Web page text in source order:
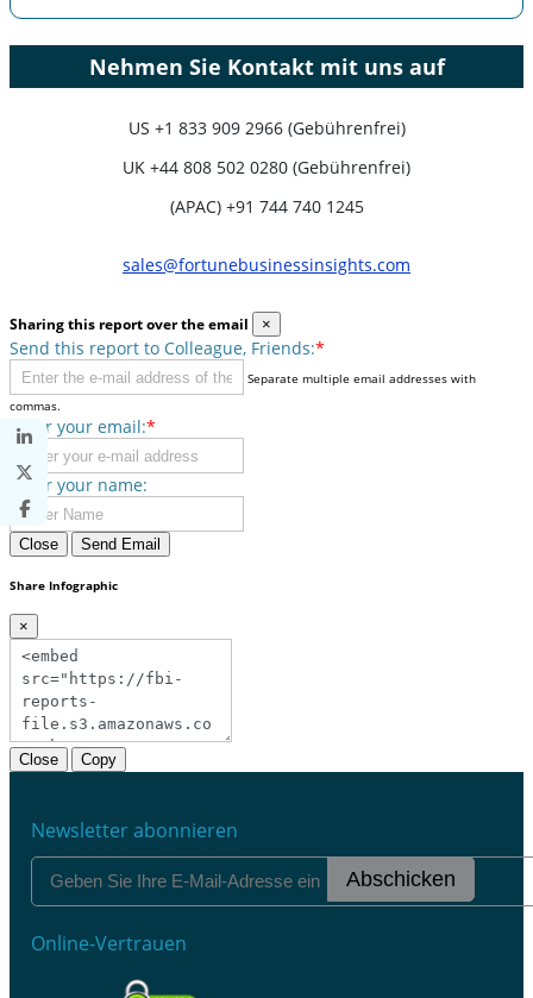
Nehmen Sie Kontakt mit uns auf
US +1 833 909 2966 (Gebührenfrei)
UK +44 808 502 0280 (Gebührenfrei)
(APAC) +91 744 740 1245
sales@fortunebusinessinsights.com
Sharing this report over the email ×
Send this report to Colleague, Friends:*
Separate multiple email addresses with
commas.
Enter your email:*
Enter your name:
Close Send Email
Share Infographic
×
Close Copy
Newsletter abonnieren
Abschicken
Online-Vertrauen